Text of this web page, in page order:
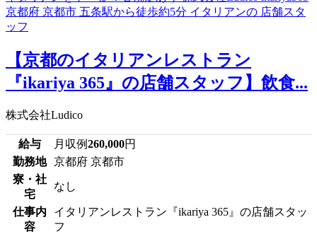
【京都のイタリアンレストラン
『ikariya 365』の店舗スタッフ】飲食...
株式会社Ludico
給与 月収例260,000円
勤務地
京都府 京都市
寮・社
宅
なし
仕事内
容
イタリアンレストラン『ikariya 365』の店舗スタッ
フ